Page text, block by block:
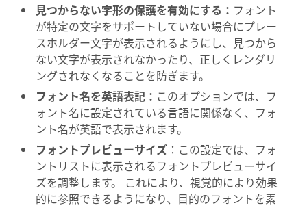
見つからない字形の保護を有効にする： フォント
が特定の文字をサポートしていない場合にプレー
スホルダー文字が表示されるようにし、見つから
ない文字が表示されなかったり、正しくレンダリ
ングされなくなることを防ぎます。
フォント名を英語表記 ： このオプションでは、フ
ォント名に設定されている言語に関係なく、フォ
ント名が英語で表示されます。
フォントプレビューサイズ ： この設定では、フォ
ントリストに表示されるフォントプレビューサイ
ズを調整します。 これにより、視覚的により効果
的に参照できるようになり、目的のフォントを素